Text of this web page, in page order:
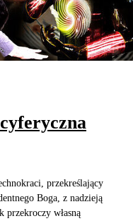
przekreślający
Boga, z nadzieją
przekroczy własną